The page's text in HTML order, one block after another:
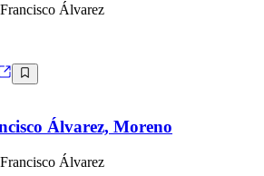
Francisco Álvarez
Álvarez, Moreno
Francisco Álvarez